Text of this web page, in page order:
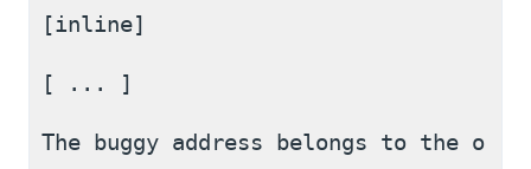
[inline]
[ ... ]
The buggy address belongs to the o